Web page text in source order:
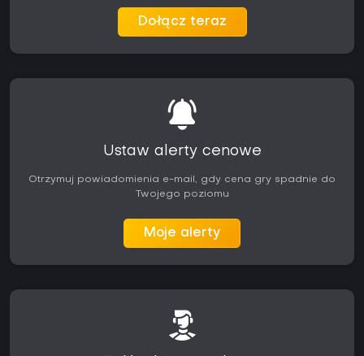
Dołącz teraz
Ustaw alerty cenowe
Otrzymuj powiadomienia e-mail, gdy cena gry spadnie do
Twojego poziomu
Moje alerty